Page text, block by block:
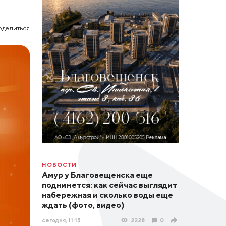
НОВОСТИ
Амур у Благовещенска еще
поднимется: как сейчас выглядит
набережная и сколько воды еще
ждать (фото, видео)
сегодня, 11:15 2228 0